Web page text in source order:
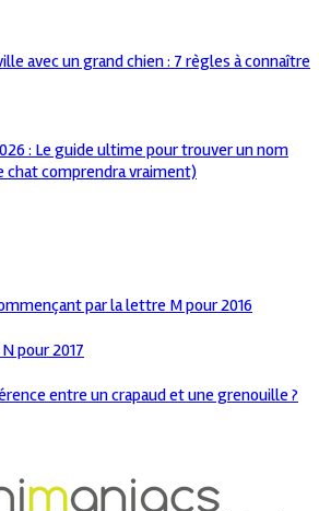
avec un grand chien : 7 règles à connaître
: Le guide ultime pour trouver un nom
chat comprendra vraiment)
par la lettre M pour 2016
pour 2017
entre un crapaud et une grenouille ?